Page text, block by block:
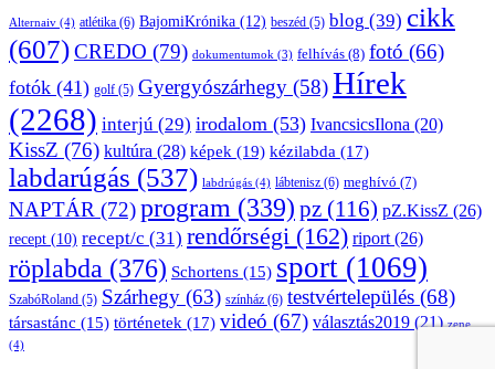
Alternaiv (4) atlétika (6) BajomiKrónika (12) beszéd (5) blog (39) cikk
(607)CREDO (79) dokumentumok (3) felhívás (8) fotó (66)
fotók (41) golf (5) Gyergyószárhegy (58)Hírek
(2268) interjú (29) irodalom (53) IvancsicsIlona (20)
KissZ (76) kultúra (28) képek (19) kézilabda (17)
labdarúgás (537) labdrúgás (4) lábtenisz (6) meghívó (7)
NAPTÁR (72)program (339) pz (116) pZ.KissZ (26)
recept (10) recept/c (31) rendőrségi (162) riport(26)
röplabda (376) Schortens (15) sport (1069)
SzabóRoland (5) Szárhegy (63) színház (6) testvértelepülés (68)
társastánc (15) történetek (17) videó (67) választás2019 (21) zene
(4)